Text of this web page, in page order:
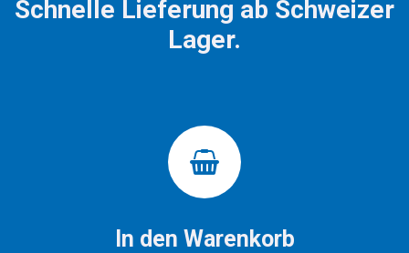
Schnelle Lieferung ab Schweizer
Lager.
In den Warenkorb